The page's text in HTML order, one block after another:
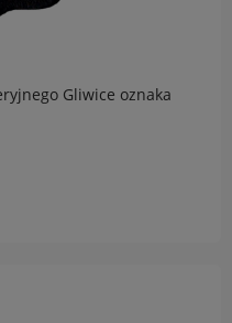
Gliwice oznaka